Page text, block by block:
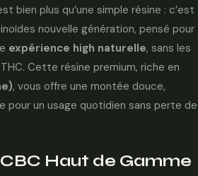
bien plus qu’une simple résine : c’est
nouvelle génération, pensé pour
expérience high naturelle, sans les
Cette résine premium, riche en
, vous offre une montée douce,
pour un usage quotidien sans perte de
CBC Haut de Gamme